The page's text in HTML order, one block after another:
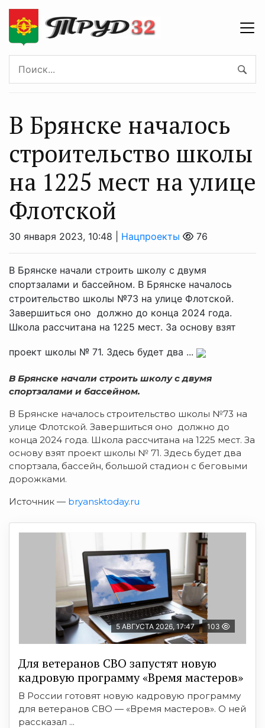
В Брянске началось
строительство школы
на 1225 мест на улице
Флотской
30 января 2023, 10:48 | Нацпроекты 76
В Брянске начали строить школу с двумя
спортзалами и бассейном. В Брянске началось
строительство школы №73 на улице Флотской.
Завершиться оно должно до конца 2024 года.
Школа рассчитана на 1225 мест. За основу взят
проект школы № 71. Здесь будет два ...
В Брянске начали строить школу с двумя
спортзалами и бассейном.
В Брянске началось строительство школы №73 на
улице Флотской. Завершиться оно должно до
конца 2024 года. Школа рассчитана на 1225 мест. За
основу взят проект школы № 71. Здесь будет два
спортзала, бассейн, большой стадион с беговыми
дорожками.
Источник — bryansktoday.ru
5 АВГУСТА 2026, 17:47 103
Для ветеранов СВО запустят новую
кадровую программу «Время мастеров»
В России готовят новую кадровую программу
для ветеранов СВО — «Время мастеров». О ней
рассказал ...